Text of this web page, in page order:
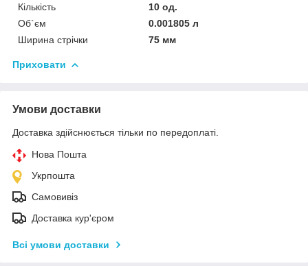
Кількість
10 од.
Об`єм
0.001805 л
Ширина стрічки
75 мм
Приховати
Умови доставки
Доставка здійснюється тільки по передоплаті.
Нова Пошта
Укрпошта
Самовивіз
Доставка кур'єром
Всі умови доставки